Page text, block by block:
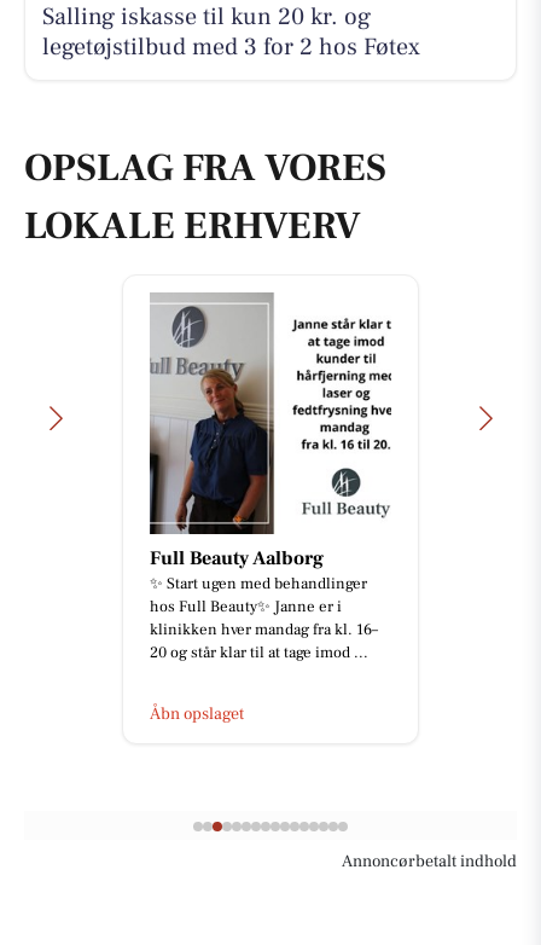
Salling iskasse til kun 20 kr. og
legetøjstilbud med 3 for 2 hos Føtex
OPSLAG FRA VORES
LOKALE ERHVERV
Full Beauty Aalborg
✨ Start ugen med behandlinger
hos Full Beauty✨ Janne er i
klinikken hver mandag fra kl. 16–
20 og står klar til at tage imod ...
Åbn opslaget
Annoncørbetalt indhold